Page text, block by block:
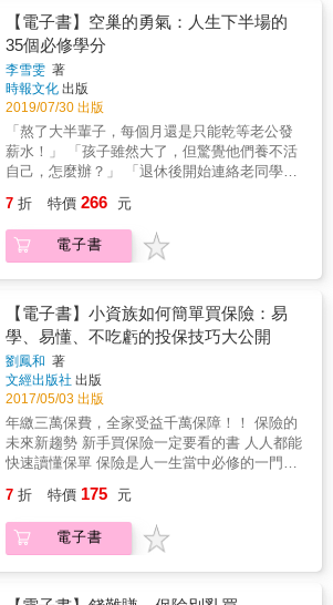
1,413,600元（=5890&times;12&times;20）。5
年只要多繳15,318元，就可以達到多領
1,399,620（=1413600-13980）元的效果。 ◆
圖文對照，快速掌握重點 許多抽象的事物，用
敍述的方式讀者不易理解，本書用大量的圖
例，讓你輕易了解複雜的觀念，內心不再糾
結。 ◆大量案例，化抽象為具體 抽象的文字說
明，有時讓人難以理解，但是一個實際的案
例，就說明了一切。本書用大量的案例說明，
讓你由新手變專家。如： 志明45年次，在53歲
入國保。57歲國保期間因意外死亡，國保年資
有4年，同時還有勞保年資20年，退保前最後10
年的月投保薪資都為43,900元，遺有1子滿26
歲。57歲的志明申請勞保老年減給年金，才領
幾個月就身故。志明身故後，兒子可以申請什
麼給付？ 勞保退保當下，53歲的志明還不具請
領勞保「一次請領老年給付」資格。57歲時，
志明可以領取勞保老年年金減給給付
=43900&times;20&times;1.55%&times;（1-
3&times;4%）=11976元（以公式B擇優領取）
到身故。 志明屬於勞保斷保族，除非後來再重
新加入勞保，否則勞保權益就會中斷。若請領
年金，不得改請領差額。因遺屬不符資格，所
以也無法請領遺屬年金。 ◆參考資料、主管機
關詳列 法規不時變動，你要如何跟上？本書詳
量為主。 本書全面說明保險的這三個功能。讓
讀者對保險這項金融工具，有全面的認識。 市
場上不少保險書只著重於保障的部分，這符合
大多數人的需求沒有錯，不過並不能涵蓋保險
的全面功能。 ◆符合現況的建議 2019年中，保
險產業產品結構發生重大變革，短天期儲蓄險
將會慢慢停售，失能險因為賠率過高，紛紛進
行調整。本書因而進行改寫，以提供你最新、
最正確的保險知識。 ◆正確的觀念，讓你不花
錢買到「誤解」 如果你花了錢買了重大疾病
是，以中風為例，必須是要達成腦中風後殘障
的狀態時（重度），重大疾病險才會理賠！ 本
書說明一些重要，但是常被誤解的觀念。
驗寫成本書，公開他為客戶規劃保險的看法。
首先，他以全面的角度來看保險這一回事。對
一個小資族來說，保險就是保險，但是對一個
有數百萬，甚至數千萬資金的人，保險則扮演
財富傳承或是節稅的功能為重。你可能是一個
小資族，不應對保險建立全面的視野嗎？如此
重要的投資工具，你可以說我只要懂我現在用
得到的部分就好，而不願意花一兩個小時，先
建立全面的觀念，那你可能就永遠都達不到有
視野 保險這項理財工具有三個功能：「避險、
投資、節稅｣。其偏重，基本上視個人的財產多
少而定。 ˙資產在300萬以下，以保險為主。 ˙
量為主。 本書全面說明保險的這三個功能。讓
讀者對保險這項金融工具，有全面的認識。 市
場上不少保險書只著重於保障的部分，這符合
大多數人的需求沒有錯，不過並不能涵蓋保險
的全面功能。 ◆符合現況的建議 2019年中，保
險產業產品結構發生重大變革，短天期儲蓄險
將會慢慢停售，失能險因為賠率過高，紛紛進
行調整。本書因而進行改寫，以提供你最新、
最正確的保險知識。 ◆正確的觀念，讓你不花
錢買到「誤解」 如果你花了錢買了重大疾病
是，以中風為例，必須是要達成腦中風後殘障
的狀態時（重度），重大疾病險才會理賠！ 本
書說明一些重要，但是常被誤解的觀念。
就是只能開始等天黑&hellip;&hellip;滿腹的「心
事」啥人知？ 如何為自己的下半生籌措一筆安
身立命的基金？ 怎麼替自己調養一個安度更年
期的身體？ 如何打造一個快樂有方向的退休生
活？ 看到這裡，妳應該立即停止抱怨，正視自
己的三大狀況，開始打理妳的下半生，除非妳
想變成滅絕師太，否則還是耐著性子，把本書
看完！ 沒有生活智慧的女人，永遠都無法成為
真正的好命女。 也或許妳身邊有錢，但卻不知
道如何讓錢增值，為自己的未來提供一份保障
會賺錢，但卻守不住健康，一切依舊枉然！ 作
為一個女人，妳有幾件事情在孩子離巢單飛後
一定要去做， 而這意味著什麼？ 這代表著，妳
漫漫長路，妳要過得比上半場更優雅！ 懂得生
活能讓妳更美麗，聰明理財能夠幫妳真正獨
立，維持身體健康為妳打造遊歷四方的好體
力。 如果妳現在還在跟更年期打仗，苦於空巢
心酸無處訴，那麼妳應該如何改變這種窘境？
本書教妳如何做一個好命的女人， 懂得理財，
生活有方向，讓身體很健康，輕鬆活出更精彩
的女力人生。 & 名人推薦 中華民國退休基金協
如 王道銀行個人金融事業執行長│陳怡芬 九八
深媒體人暨中廣《蘭萱時間》節目主持人│蘭萱
依姓氏筆畫順序排名-強力推薦
【電子書】空巢的勇氣：人生下半場的
35個必修學分
李雪雯 著
時報文化 出版
2019/07/30 出版
「熬了大半輩子，每個月還是只能乾等老公發
薪水！」 「孩子雖然大了，但驚覺他們養不活
自己，怎麼辦？」 「退休後開始連絡老同學，
&hellip;&hellip;心真慌！」 年屆50了，發現自
己除了守著「空巢」，身邊竟甚麼也抓不著
&hellip;&hellip; 談理財，道健康，聊生活，3大
就是只能開始等天黑&hellip;&hellip;滿腹的「心
事」啥人知？ 如何為自己的下半生籌措一筆安
身立命的基金？ 怎麼替自己調養一個安度更年
期的身體？ 如何打造一個快樂有方向的退休生
活？ 看到這裡，妳應該立即停止抱怨，正視自
己的三大狀況，開始打理妳的下半生，除非妳
想變成滅絕師太，否則還是耐著性子，把本書
看完！ 沒有生活智慧的女人，永遠都無法成為
真正的好命女。 也或許妳身邊有錢，但卻不知
道如何讓錢增值，為自己的未來提供一份保障
會賺錢，但卻守不住健康，一切依舊枉然！ 作
為一個女人，妳有幾件事情在孩子離巢單飛後
一定要去做， 而這意味著什麼？ 這代表著，妳
7 折 特價 266 元
電子書
【電子書】小資族如何簡單買保險：易
學、易懂、不吃虧的投保技巧大公開
劉鳳和 著
文經出版社 出版
2017/05/03 出版
年繳三萬保費，全家受益千萬保障！！ 保險的
未來新趨勢 新手買保險一定要看的書 人人都能
快速讀懂保單 保險是人一生當中必修的一門
不能沒有保險、不該讓重的保費壓得喘不過
氣，人人都需要用最低的保費買到最大的保
障。 平民保險王劉鳳和的最新著作，讓所有新
7 折 特價 175 元
電子書